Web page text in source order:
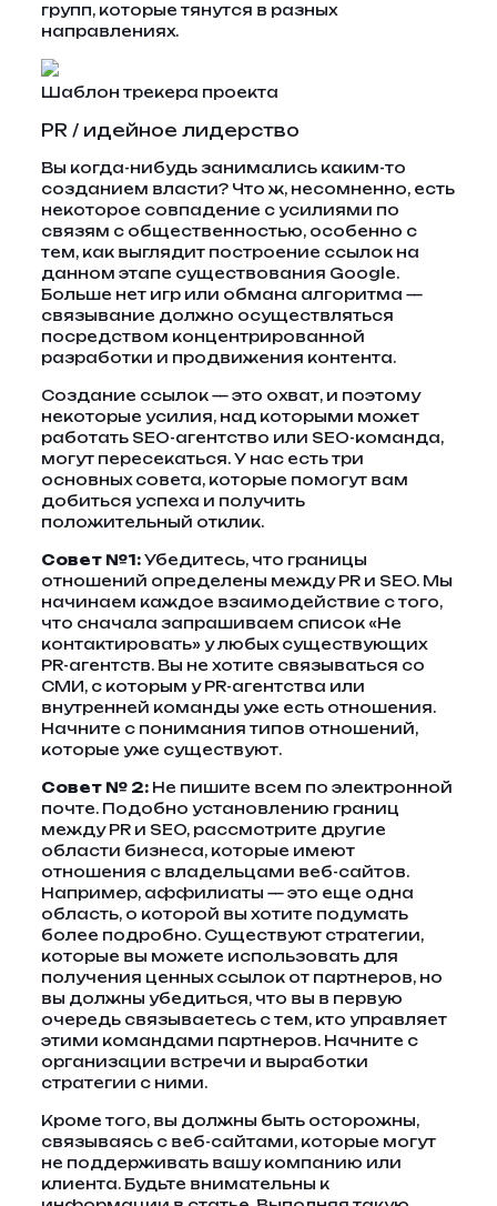
групп, которые тянутся в разных
направлениях.
Шаблон трекера проекта
PR / идейное лидерство
Вы когда-нибудь занимались каким-то
созданием власти? Что ж, несомненно, есть
некоторое совпадение с усилиями по
связям с общественностью, особенно с
тем, как выглядит построение ссылок на
данном этапе существования Google.
Больше нет игр или обмана алгоритма —
связывание должно осуществляться
посредством концентрированной
разработки и продвижения контента.
Создание ссылок — это охват, и поэтому
некоторые усилия, над которыми может
работать SEO-агентство или SEO-команда,
могут пересекаться. У нас есть три
основных совета, которые помогут вам
добиться успеха и получить
положительный отклик.
Совет №1:Убедитесь, что границы
отношений определены между PR и SEO. Мы
начинаем каждое взаимодействие с того,
что сначала запрашиваем список «Не
контактировать» у любых существующих
PR-агентств. Вы не хотите связываться со
СМИ, с которым у PR-агентства или
внутренней команды уже есть отношения.
Начните с понимания типов отношений,
которые уже существуют.
Совет № 2:Не пишите всем по электронной
почте. Подобно установлению границ
между PR и SEO, рассмотрите другие
области бизнеса, которые имеют
отношения с владельцами веб-сайтов.
Например, аффилиаты — это еще одна
область, о которой вы хотите подумать
более подробно. Существуют стратегии,
которые вы можете использовать для
получения ценных ссылок от партнеров, но
вы должны убедиться, что вы в первую
очередь связываетесь с тем, кто управляет
этими командами партнеров. Начните с
организации встречи и выработки
стратегии с ними.
Кроме того, вы должны быть осторожны,
связываясь с веб-сайтами, которые могут
не поддерживать вашу компанию или
клиента. Будьте внимательны к